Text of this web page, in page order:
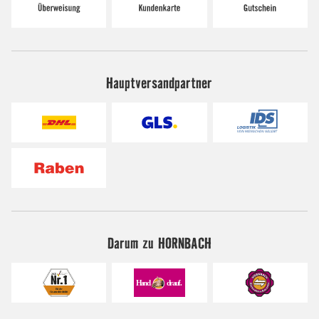
Hauptversandpartner
Darum zu HORNBACH